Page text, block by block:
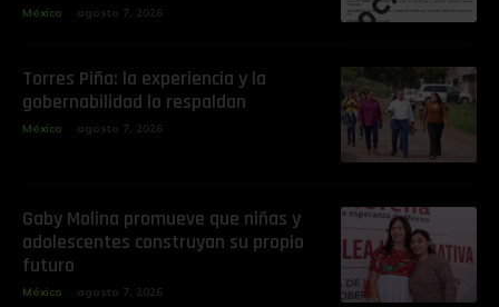
México agosto 7, 2026
Torres Piña: la experiencia y la
gobernabilidad lo respaldan
México agosto 7, 2026
Gaby Molina promueve que niñas y
adolescentes construyan su propio
futuro
México agosto 7, 2026